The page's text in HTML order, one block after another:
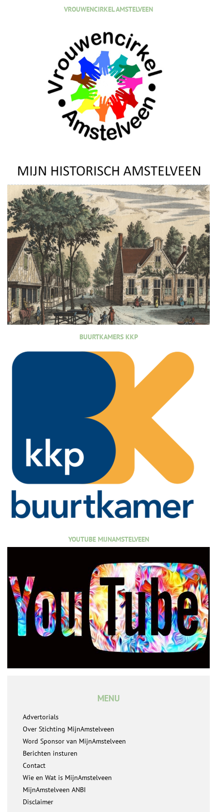
VROUWENCIRKEL AMSTELVEEN
BUURTKAMERS KKP
YOUTUBE MIJNAMSTELVEEN
MENU
Advertorials
Over Stichting MijnAmstelveen
Word Sponsor van MijnAmstelveen
Berichten insturen
Contact
Wie en Wat is MijnAmstelveen
MijnAmstelveen ANBI
Disclaimer